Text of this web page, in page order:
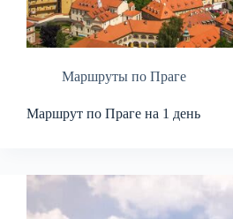
Маршруты по Праге
Маршрут по Праге на 1 день